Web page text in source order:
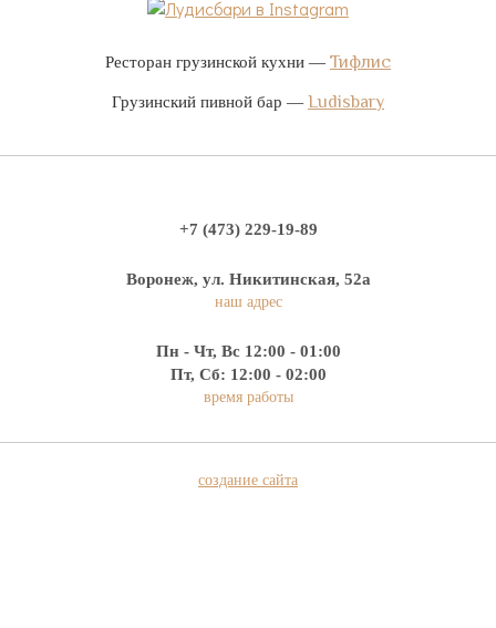
Ресторан грузинской кухни — Тифлис
Грузинский пивной бар — Ludisbary
+7 (473) 229-19-89
Воронеж, ул. Никитинская, 52а
наш адрес
Пн - Чт, Вс 12:00 - 01:00
Пт, Сб: 12:00 - 02:00
время работы
создание сайта